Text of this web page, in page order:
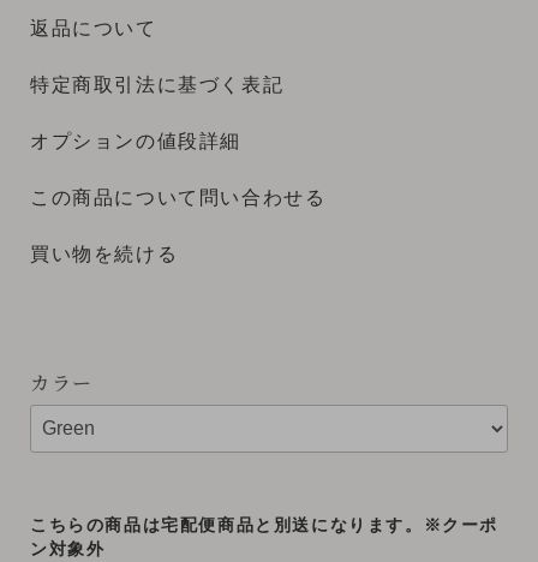
返品について
特定商取引法に基づく表記
オプションの値段詳細
この商品について問い合わせる
買い物を続ける
カラー
こちらの商品は宅配便商品と別送になります。※クーポ
ン対象外